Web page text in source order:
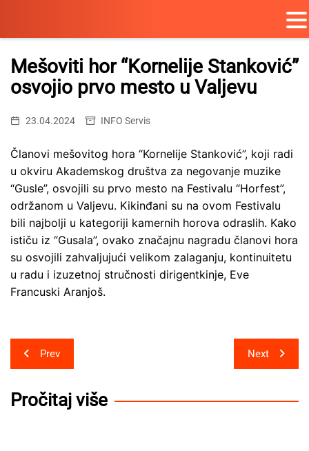
Skip
content
Mešoviti hor “Kornelije Stanković”
osvojio prvo mesto u Valjevu
23.04.2024 INFO Servis
Članovi mešovitog hora “Kornelije Stanković”, koji radi
u okviru Akademskog društva za negovanje muzike
“Gusle”, osvojili su prvo mesto na Festivalu “Horfest”,
održanom u Valjevu. Kikinđani su na ovom Festivalu
bili najbolji u kategoriji kamernih horova odraslih. Kako
ističu iz “Gusala”, ovako značajnu nagradu članovi hora
su osvojili zahvaljujući velikom zalaganju, kontinuitetu
u radu i izuzetnoj stručnosti dirigentkinje, Eve
Francuski Aranjoš.
Post
navigation
Prev Next
Pročitaj više